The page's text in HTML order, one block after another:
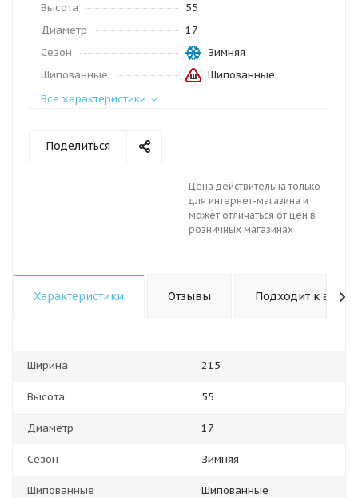
Высота
55
Диаметр
17
Сезон
Зимняя
Шипованные
Шипованные
Все характеристики
Поделиться
Цена действительна только
для интернет-магазина и
может отличаться от цен в
розничных магазинах
Характеристики Отзывы Подходит к авто
Ширина 215
Высота 55
Диаметр 17
Сезон Зимняя
Шипованные Шипованные